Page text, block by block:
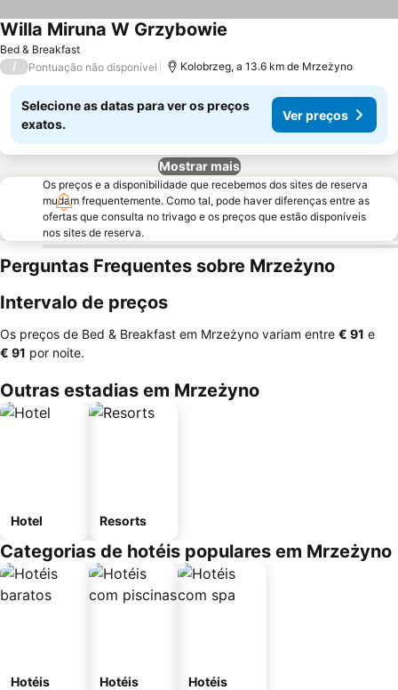
Bed & Breakfast
Willa Miruna W Grzybowie
/ Pontuação não disponível Kolobrzeg, a 13.6 km de Mrzeżyno
Selecione as datas para ver os preços
exatos.
Ver preços
Mostrar mais
Os preços e a disponibilidade que recebemos dos sites de reserva
mudam frequentemente. Como tal, pode haver diferenças entre as
ofertas que consulta no trivago e os preços que estão disponíveis
nos sites de reserva.
Perguntas Frequentes sobre Mrzeżyno
Intervalo de preços
Os preços de Bed & Breakfast em Mrzeżyno variam entre ‎€ 91 e
‎€ 91 por noite.
Outras estadias em Mrzeżyno
Hotel Resorts
Categorias de hotéis populares em Mrzeżyno
Hotéis
Hotéis
Hotéis